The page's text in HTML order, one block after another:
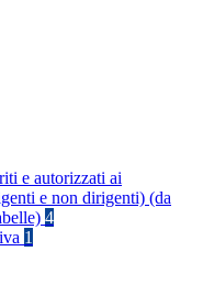
e autorizzati ai
e non dirigenti) (da
4
1